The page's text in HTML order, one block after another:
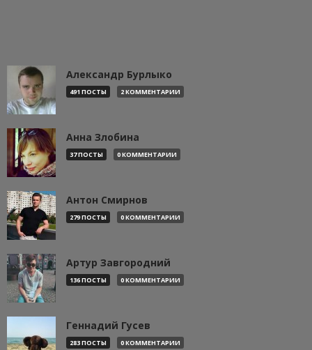
Александр Бурлыко
491 ПОСТЫ 2 КОММЕНТАРИИ
Анна Злобина
37 ПОСТЫ 0 КОММЕНТАРИИ
Антон Смирнов
279 ПОСТЫ 0 КОММЕНТАРИИ
Артур Завгородний
136 ПОСТЫ 0 КОММЕНТАРИИ
Геннадий Гусев
283 ПОСТЫ 0 КОММЕНТАРИИ